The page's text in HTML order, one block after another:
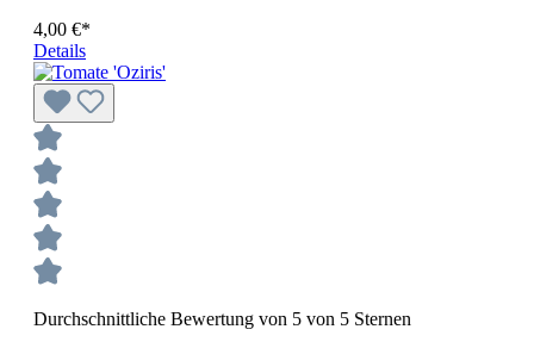
4,00 €*
Details
Durchschnittliche Bewertung von 5 von 5 Sternen